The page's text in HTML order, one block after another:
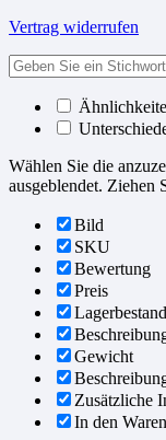
Vertrag widerrufen
Wählen Sie die
ausgeblendet. Ziehen
Bild
SKU
Bewertung
Preis
Lagerbestand
Gewicht
Zusätzliche
In den